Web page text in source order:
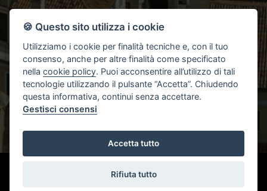
- POWERED BY
🍪 Questo sito utilizza i cookie
Utilizziamo i cookie per finalità tecniche e, con il tuo
consenso, anche per altre finalità come specificato
nellacookie policy. Puoi acconsentire all’utilizzo di tali
tecnologie utilizzando il pulsante “Accetta”. Chiudendo
questa informativa, continui senza accettare.
Gestisci consensi
Accetta tutto
Rifiuta tutto